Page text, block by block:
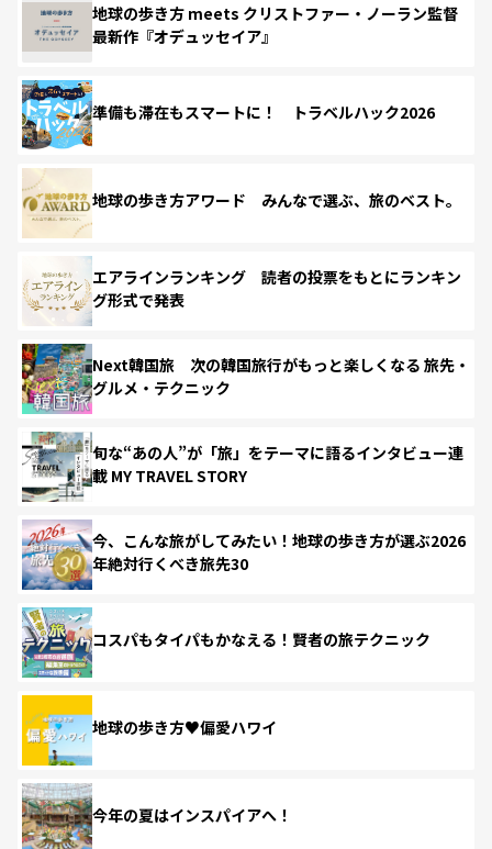
地球の歩き方 meets クリストファー・ノーラン監督
最新作『オデュッセイア』
準備も滞在もスマートに！ トラベルハック2026
地球の歩き方アワード みんなで選ぶ、旅のベスト。
エアラインランキング 読者の投票をもとにランキン
グ形式で発表
Next韓国旅 次の韓国旅行がもっと楽しくなる 旅先・
グルメ・テクニック
旬な“あの人”が「旅」をテーマに語るインタビュー連
載 MY TRAVEL STORY
今、こんな旅がしてみたい！地球の歩き方が選ぶ2026
年絶対行くべき旅先30
コスパもタイパもかなえる！賢者の旅テクニック
地球の歩き方♥偏愛ハワイ
今年の夏はインスパイアへ！